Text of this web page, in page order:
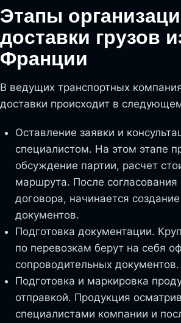
Этапы
доставки грузов
Франции
В ведущих транспортных
доставки происходит в
Оставление заявки и
специалистом. На этом этапе
обсуждение партии, расчет
маршрута. После согласования
договора, начинается
документов.
Подготовка документации.
по перевозкам берут на себя
сопроводительных документов.
Подготовка и маркировка
отправкой. Продукция
специалистами компании и